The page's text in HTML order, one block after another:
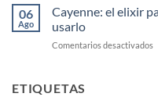
06
Ago
Cayenne: el elixir
usarlo
Comentarios desactivados
ETIQUETAS